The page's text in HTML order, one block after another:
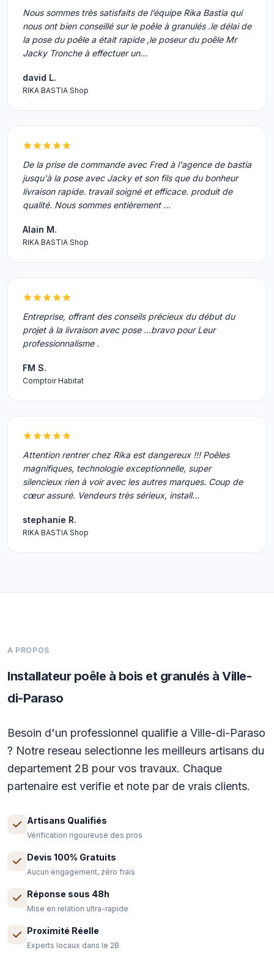
Nous sommes très satisfaits de l’équipe Rika Bastia qui
nous ont bien conseillé sur le poêle à granulés .le délai de
la pose du poêle a était rapide ,le poseur du poêle Mr
Jacky Tronche à effectuer un…
david L.
RIKA BASTIA Shop
De la prise de commande avec Fred à l'agence de bastia
jusqu'à la pose avec Jacky et son fils que du bonheur
livraison rapide. travail soigné et efficace. produit de
qualité. Nous sommes entièrement …
Alain M.
RIKA BASTIA Shop
Entreprise, offrant des conseils précieux du début du
projet à la livraison avec pose …bravo pour Leur
professionnalisme .
FM S.
Comptoir Habitat
Attention rentrer chez Rika est dangereux !!! Poêles
magnifiques, technologie exceptionnelle, super
silencieux rien à voir avec les autres marques. Coup de
cœur assuré. Vendeurs très sérieux, install…
stephanie R.
RIKA BASTIA Shop
A PROPOS
Installateur poêle à bois et granulés à Ville-
di-Paraso
Besoin d'un professionnel qualifie a Ville-di-Paraso
? Notre reseau selectionne les meilleurs artisans du
departement 2B pour vos travaux. Chaque
partenaire est verifie et note par de vrais clients.
Artisans Qualifiés
Vérification rigoureuse des pros
Devis 100% Gratuits
Aucun engagement, zéro frais
Réponse sous 48h
Mise en relation ultra-rapide
Proximité Réelle
Experts locaux dans le 2B